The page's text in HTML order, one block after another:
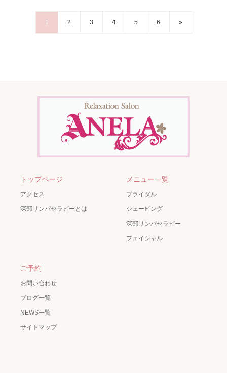
1 2 3 4 5 6 »
トップページ
アクセス
深部リンパセラピーとは
メニュー一覧
ブライダル
シェービング
深部リンパセラピー
フェイシャル
ご予約
お問い合わせ
ブログ一覧
NEWS一覧
サイトマップ